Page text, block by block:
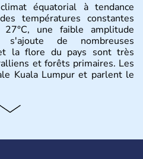
équatorial à tendance
températures constantes
une faible amplitude
de nombreuses
la flore du pays sont très
et forêts primaires. Les
Kuala Lumpur et parlent le
d'Asiedu Sud-Est. Deux